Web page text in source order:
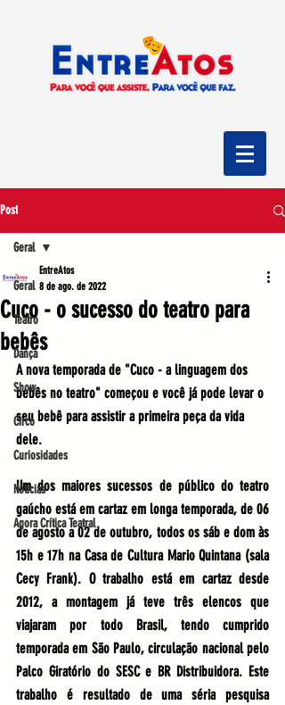
Post
Geral
Teatro
Dança
Show
Circo
Curiosidades
Notícias
Agora Crítica Teatral
Geral
Cuco - o sucesso do teatro para
bebês
EntreAtos
8 de ago. de 2022
A nova temporada de "Cuco - a linguagem dos
bebês no teatro" começou e você já pode levar o
seu bebê para assistir a primeira peça da vida
dele.
Um dos maiores sucessos de público do teatro
gaúcho está em cartaz em longa temporada, de 06
de agosto a 02 de outubro, todos os sáb e dom às
15h e 17h na Casa de Cultura Mario Quintana (sala
Cecy Frank). O trabalho está em cartaz desde
2012, a montagem já teve três elencos que
viajaram por todo Brasil, tendo cumprido
temporada em São Paulo, circulação nacional pelo
Palco Giratório do SESC e BR Distribuidora. Este
trabalho é resultado de uma séria pesquisa